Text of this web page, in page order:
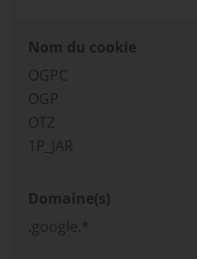
Nom du cookie
OGPC
OGP
OTZ
1P_JAR
Domaine(s)
.google.*